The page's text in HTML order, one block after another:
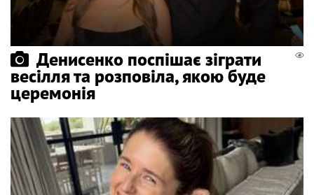
Денисенко поспішає зіграти
весілля та розповіла, якою буде
церемонія